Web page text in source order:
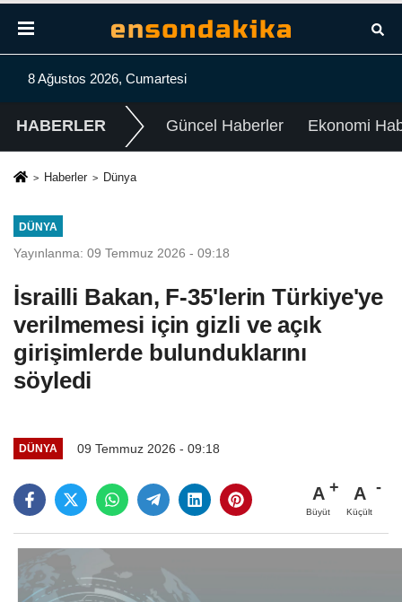
8 Ağustos 2026, Cumartesi
HABERLER Güncel Haberler Ekonomi
Haberler Dünya
DÜNYA
Yayınlanma: 09 Temmuz 2026 - 09:18
İsrailli Bakan, F-35'lerin Türkiye'ye
verilmemesi için gizli ve açık
girişimlerde bulunduklarını
söyledi
DÜNYA 09 Temmuz 2026 - 09:18
A
Büyüt
A
Küçült